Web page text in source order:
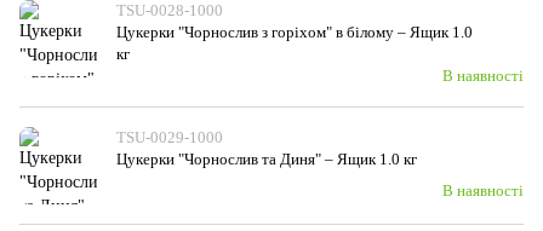
TSU-0028-1000
Цукерки "Чорнослив з горiхом" в білому – Ящик 1.0
кг
В наявності
TSU-0029-1000
Цукерки "Чорнослив та Диня" – Ящик 1.0 кг
В наявності